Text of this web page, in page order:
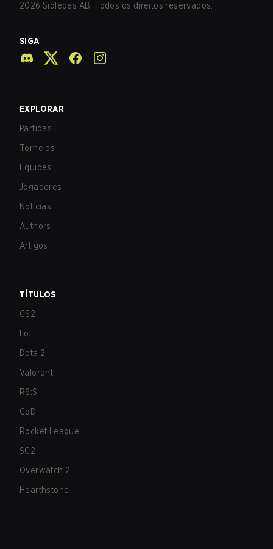
2026 Sidledes AB. Todos os direitos reservados.
SIGA
EXPLORAR
Partidas
Torneios
Equipes
Jogadores
Notícias
Authors
Artigos
TÍTULOS
CS2
LoL
Dota 2
Valorant
R6:S
CoD
Rocket League
SC2
Overwatch 2
Hearthstone